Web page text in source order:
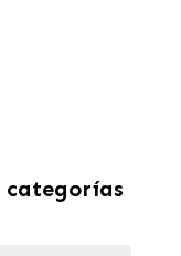
categorías